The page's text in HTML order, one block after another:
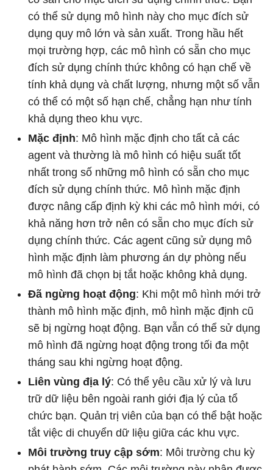
có thể sử dụng mô hình này cho mục đích sử
dụng quy mô lớn và sản xuất. Trong hầu hết
mọi trường hợp, các mô hình có sẵn cho mục
đích sử dụng chính thức không có hạn chế về
tính khả dụng và chất lượng, nhưng một số vẫn
có thể có một số hạn chế, chẳng hạn như tính
khả dụng theo khu vực.
Mặc định: Mô hình mặc định cho tất cả các
agent và thường là mô hình có hiệu suất tốt
nhất trong số những mô hình có sẵn cho mục
đích sử dụng chính thức. Mô hình mặc định
được nâng cấp định kỳ khi các mô hình mới, có
khả năng hơn trở nên có sẵn cho mục đích sử
dụng chính thức. Các agent cũng sử dụng mô
hình mặc định làm phương án dự phòng nếu
mô hình đã chọn bị tắt hoặc không khả dụng.
Đã ngừng hoạt động: Khi một mô hình mới trở
thành mô hình mặc định, mô hình mặc định cũ
sẽ bị ngừng hoạt động. Bạn vẫn có thể sử dụng
mô hình đã ngừng hoạt động trong tối đa một
tháng sau khi ngừng hoạt động.
Liên vùng địa lý: Có thể yêu cầu xử lý và lưu
trữ dữ liệu bên ngoài ranh giới địa lý của tổ
chức bạn. Quản trị viên của bạn có thể bật hoặc
tắt việc di chuyển dữ liệu giữa các khu vực.
Môi trường truy cập sớm: Môi trường chu kỳ